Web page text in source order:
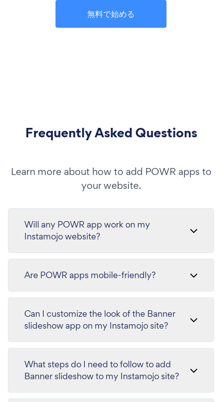
無料で始める
Frequently Asked Questions
Learn more about how to add POWR apps to
your website.
Will any POWR app work on my
Instamojo website?
Are POWR apps mobile-friendly?
Can I customize the look of the Banner
slideshow app on my Instamojo site?
What steps do I need to follow to add
Banner slideshow to my Instamojo site?